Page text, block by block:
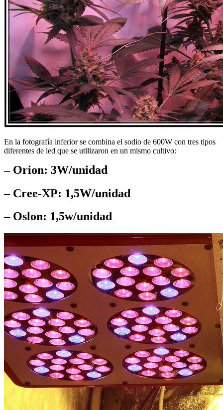
En la fotografía inferior se combina el sodio de 600W con tres tipos
diferentes de led que se utilizaron en un mismo cultivo:
– Orion: 3W/unidad
– Cree-XP: 1,5W/unidad
– Oslon: 1,5w/unidad